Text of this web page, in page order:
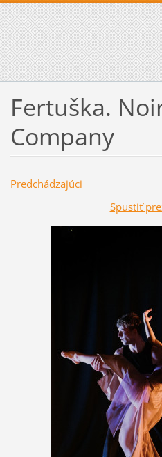
Fertuška.
Company
Predchádzajúci
Spustiť